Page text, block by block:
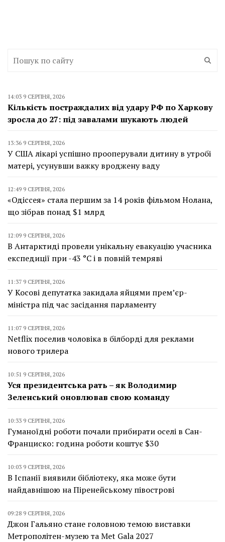
14:03 9 СЕРПНЯ, 2026
Кількість постраждалих від удару РФ по Харкову
зросла до 27: під завалами шукають людей
13:36 9 СЕРПНЯ, 2026
У США лікарі успішно прооперували дитину в утробі
матері, усунувши важку вроджену ваду
12:49 9 СЕРПНЯ, 2026
«Одіссея» стала першим за 14 років фільмом Нолана,
що зібрав понад $1 млрд
12:09 9 СЕРПНЯ, 2026
В Антарктиді провели унікальну евакуацію учасника
експедиції при -43 °C і в повній темряві
11:37 9 СЕРПНЯ, 2026
У Косові депутатка закидала яйцями прем’єр-
міністра під час засідання парламенту
11:07 9 СЕРПНЯ, 2026
Netflix поселив чоловіка в білборді для реклами
нового трилера
10:51 9 СЕРПНЯ, 2026
Уся президентська рать – як Володимир
Зеленський оновлював свою команду
10:33 9 СЕРПНЯ, 2026
Гуманоїдні роботи почали прибирати оселі в Сан-
Франциско: година роботи коштує $30
10:03 9 СЕРПНЯ, 2026
В Іспанії виявили бібліотеку, яка може бути
найдавнішою на Піренейському півострові
09:28 9 СЕРПНЯ, 2026
Джон Гальяно стане головною темою виставки
Метрополітен-музею та Met Gala 2027